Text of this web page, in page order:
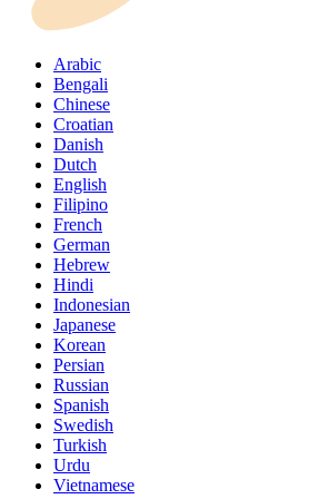
Arabic
Bengali
Chinese
Croatian
Danish
Dutch
English
Filipino
French
German
Hebrew
Hindi
Indonesian
Japanese
Korean
Persian
Russian
Spanish
Swedish
Turkish
Urdu
Vietnamese